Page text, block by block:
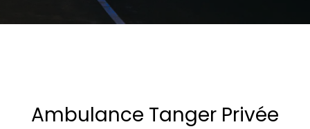
Ambulance Tanger Privée